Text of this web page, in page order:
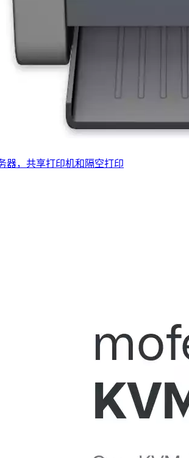
器，共享打印机和隔空打印